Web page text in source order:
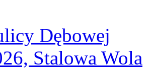
Dębowej
Stalowa Wola